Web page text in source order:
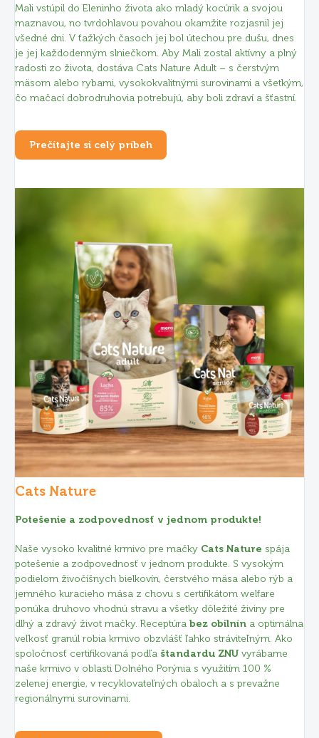
Mali vstúpil do Eleninho života ako mladý kocúrik a svojou
maznavou, no tvrdohlavou povahou okamžite rozjasnil jej
všedné dni. V ťažkých časoch jej bol útechou pre dušu, dnes
je jej každodenným slniečkom. Aby Mali zostal aktívny a plný
radosti zo života, dostáva Cats Nature Adult – s čerstvým
mäsom alebo rybami, vysokokvalitnými surovinami a všetkým,
čo mačací dobrodruhovia potrebujú, aby boli zdraví a šťastní.
Prečítajte si celý príbeh
Cats Nature
Potešenie a zodpovednosť v jednom produkte!
Naše vysoko kvalitné krmivo pre mačky Cats Nature spája
potešenie a zodpovednosť v jednom produkte. S vysokým
podielom živočíšnych bielkovín, čerstvého mäsa alebo rýb a
jemného kuracieho mäsa z chovu s certifikátom welfare
ponúka druhovo vhodnú stravu a všetky dôležité živiny pre
dlhý a zdravý život mačky. Receptúra bez obilnín a optimálna
veľkosť granúl robia krmivo obzvlášť ľahko stráviteľným. Ako
spoločnosť certifikovaná podľa štandardu ZNU vyrábame
naše krmivo v oblasti Dolného Porýnia s využitím 100 %
zelenej energie, v recyklovateľných obaloch a s prevažne
regionálnymi surovinami.